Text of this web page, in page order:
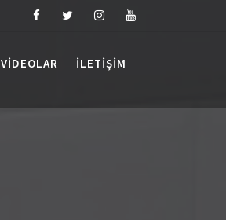
VIDEOLAR İLETIŞIM